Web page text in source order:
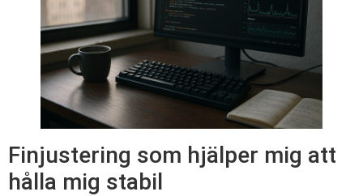
Finjustering som hjälper mig att
hålla mig stabil